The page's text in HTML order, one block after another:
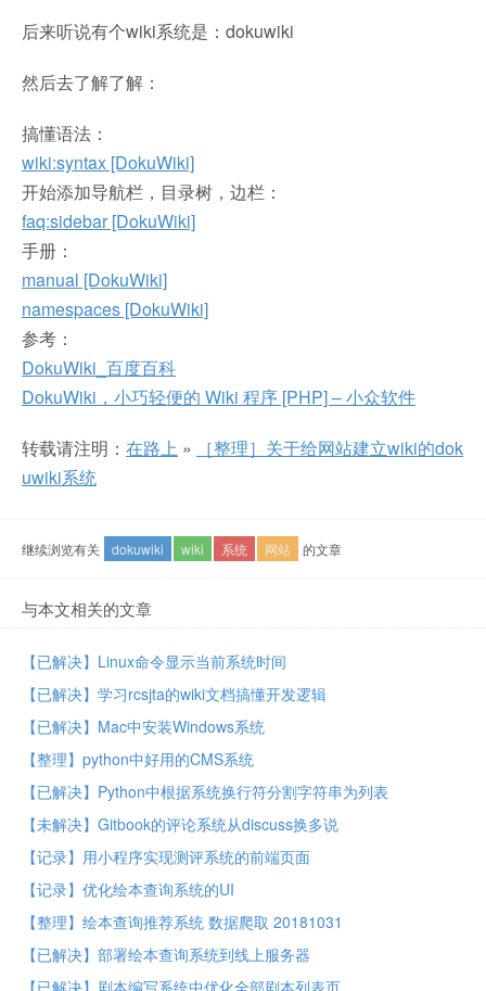
后来听说有个wiki系统是：dokuwiki
然后去了解了解：
搞懂语法：
wiki:syntax [DokuWiki]
开始添加导航栏，目录树，边栏：
faq:sidebar [DokuWiki]
手册：
manual [DokuWiki]
namespaces [DokuWiki]
参考：
DokuWiki_百度百科
DokuWiki，小巧轻便的 Wiki 程序 [PHP] – 小众软件
转载请注明： 在路上 »
［整理］关于给网站建立wiki的dok
uwiki系统
继续浏览有关 dokuwiki wiki 系统 网站 的文章
与本文相关的文章
【已解决】Linux命令显示当前系统时间
【已解决】学习rcsjta的wiki文档搞懂开发逻辑
【已解决】Mac中安装Windows系统
【整理】python中好用的CMS系统
【已解决】Python中根据系统换行符分割字符串为列表
【未解决】Gitbook的评论系统从discuss换多说
【记录】用小程序实现测评系统的前端页面
【记录】优化绘本查询系统的UI
【整理】绘本查询推荐系统 数据爬取 20181031
【已解决】部署绘本查询系统到线上服务器
【已解决】剧本编写系统中优化全部剧本列表页